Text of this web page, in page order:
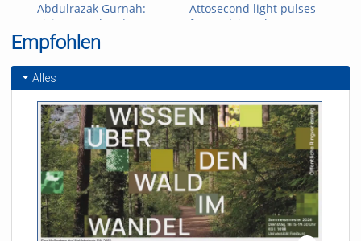
Abdulrazak Gurnah:
Living together | 32.
Hermann Staudinger
Lecture
Attosecond light pulses
for studying electron
Empfohlen
Alles